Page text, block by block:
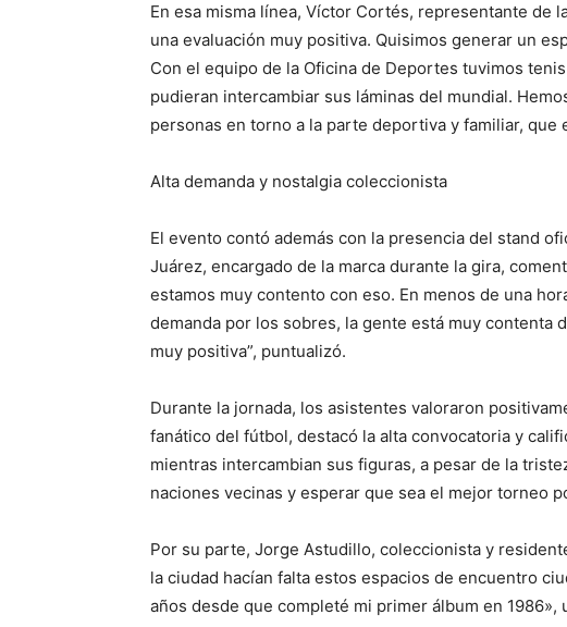
En esa misma línea, Víctor Cortés, representante de
una evaluación muy positiva. Quisimos generar un
Con el equipo de la Oficina de Deportes tuvimos
pudieran intercambiar sus láminas del mundial.
personas en torno a la parte deportiva y familiar,
Alta demanda y nostalgia coleccionista
El evento contó además con la presencia del stand
Juárez, encargado de la marca durante la gira,
estamos muy contento con eso. En menos de una
demanda por los sobres, la gente está muy contenta
muy positiva”, puntualizó.
Durante la jornada, los asistentes valoraron
fanático del fútbol, destacó la alta convocatoria y
mientras intercambian sus figuras, a pesar de la
naciones vecinas y esperar que sea el mejor torneo
Por su parte, Jorge Astudillo, coleccionista y
la ciudad hacían falta estos espacios de encuentro
años desde que completé mi primer álbum en